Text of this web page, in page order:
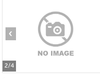
2/4
‹